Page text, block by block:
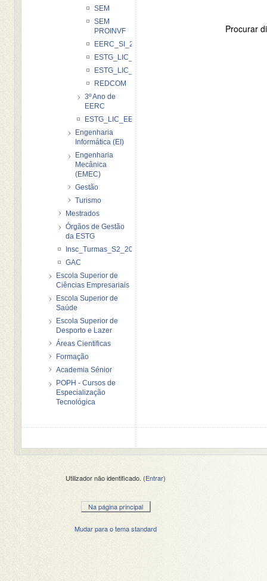
Procurar
SEM
SEM
PROINVF
EERC_SI_2013
ESTG_LIC_EERC_SDMI_20122013
ESTG_LIC_EERC_SDMII_20122013
REDCOM
3º Ano de
EERC
ESTG_LIC_EERC_ePLACARD_20122013
Engenharia
Informática (EI)
Engenharia
Mecânica
(EMEC)
Gestão
Turismo
Mestrados
Órgãos de Gestão
da ESTG
Insc_Turmas_S2_2012_2013
GAC
Escola Superior de
Ciências Empresariais
Escola Superior de
Saúde
Escola Superior de
Desporto e Lazer
Áreas Cientificas
Formação
Academia Sénior
POPH - Cursos de
Especialização
Tecnológica
Utilizador não identificado. (Entrar)
Na página principal
Mudar para o tema standard